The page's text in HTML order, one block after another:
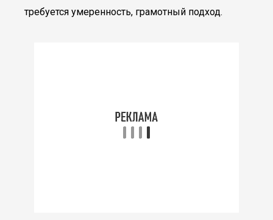
требуется умеренность, грамотный подход.